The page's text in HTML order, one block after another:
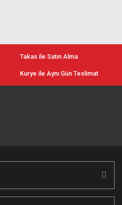
Takas ile Satın Alma
Kurye ile Aynı Gün Teslimat